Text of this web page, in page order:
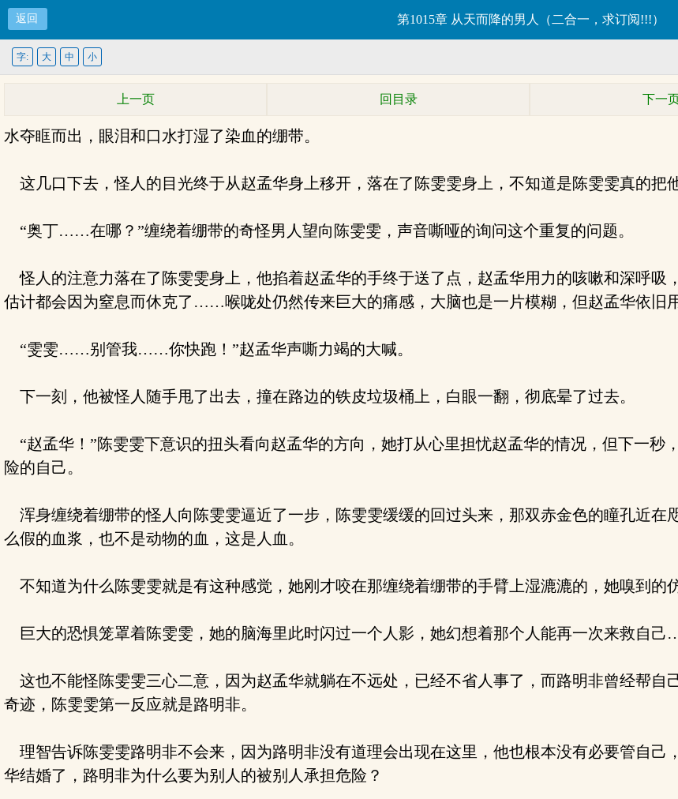
返回 第1015章 从天而降的男人（二合一，求订阅!!!）
字: 大 中 小
上一页 回目录 下一
水夺眶而出，眼泪和口水打湿了染血的绷带。
这几口下去，怪人的目光终于从赵孟华身上移开，落在了陈雯雯身上，不知道是陈雯雯真的把
“奥丁……在哪？”缠绕着绷带的奇怪男人望向陈雯雯，声音嘶哑的询问这个重复的问题。
怪人的注意力落在了陈雯雯身上，他掐着赵孟华的手终于送了点，赵孟华用力的咳嗽和深呼吸
估计都会因为窒息而休克了……喉咙处仍然传来巨大的痛感，大脑也是一片模糊，但赵孟华依旧
“雯雯……别管我……你快跑！”赵孟华声嘶力竭的大喊。
下一刻，他被怪人随手甩了出去，撞在路边的铁皮垃圾桶上，白眼一翻，彻底晕了过去。
“赵孟华！”陈雯雯下意识的扭头看向赵孟华的方向，她打从心里担忧赵孟华的情况，但下一秒
险的自己。
浑身缠绕着绷带的怪人向陈雯雯逼近了一步，陈雯雯缓缓的回过头来，那双赤金色的瞳孔近
么假的血浆，也不是动物的血，这是人血。
不知道为什么陈雯雯就是有这种感觉，她刚才咬在那缠绕着绷带的手臂上湿漉漉的，她嗅到的
巨大的恐惧笼罩着陈雯雯，她的脑海里此时闪过一个人影，她幻想着那个人能再一次来救自
这也不能怪陈雯雯三心二意，因为赵孟华就躺在不远处，已经不省人事了，而路明非曾经帮自
奇迹，陈雯雯第一反应就是路明非。
理智告诉陈雯雯路明非不会来，因为路明非没有道理会出现在这里，他也根本没有必要管自己
华结婚了，路明非为什么要为别人的被别人承担危险？